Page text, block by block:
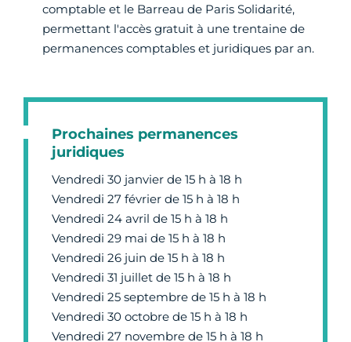
comptable et le Barreau de Paris Solidarité,
permettant l'accès gratuit à une trentaine de
permanences comptables et juridiques par an.
Prochaines permanences
juridiques
Vendredi 30 janvier de 15 h à 18 h
Vendredi 27 février de 15 h à 18 h
Vendredi 24 avril de 15 h à 18 h
Vendredi 29 mai de 15 h à 18 h
Vendredi 26 juin de 15 h à 18 h
Vendredi 31 juillet de 15 h à 18 h
Vendredi 25 septembre de 15 h à 18 h
Vendredi 30 octobre de 15 h à 18 h
Vendredi 27 novembre de 15 h à 18 h